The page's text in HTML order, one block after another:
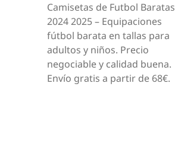
Camisetas de Futbol Baratas
2024 2025 – Equipaciones
fútbol barata en tallas para
adultos y niños. Precio
negociable y calidad buena.
Envío gratis a partir de 68€.